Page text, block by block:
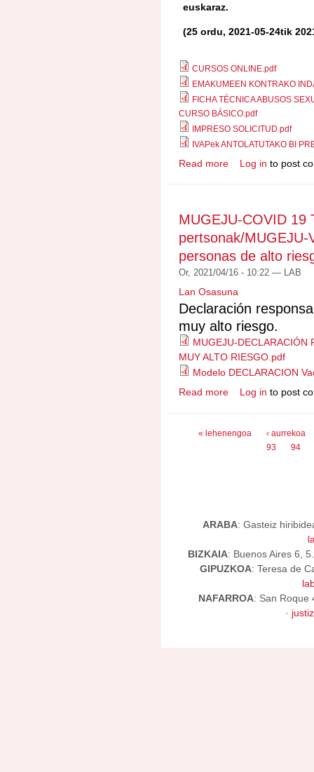
euskaraz.
(25 ordu, 2021-05-24tik
CURSOS ONLINE.pdf
EMAKUMEEN KONTRAKO
FICHA TÉCNICA ABUSOS
CURSO BÁSICO.pdf
IMPRESO SOLICITUD.pdf
IVAPek ANTOLATUTAKO BI
Read more about IVAPek
Log in to post
MUGEJU-COVID 19
pertsonak/MUGEJU-
personas de alto
Or, 2021/04/16 - 10:22 — LAB
Lan Osasuna
Declaración
muy alto riesgo.
MUGEJU-DECLARACIÓN
MUY ALTO RIESGO.pdf
Modelo DECLARACION
Read more about MUGEJU-
Log in to post
Orriak
« lehenengoa
‹ aurrekoa
93
94
ARABA: Gasteiz
BIZKAIA: Buenos Aires 6,
GIPUZKOA: Teresa de
NAFARROA: San Roque
·